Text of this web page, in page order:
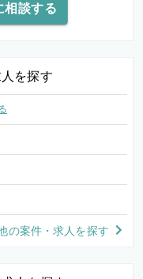
相談する
を探す
の案件・求人を探す